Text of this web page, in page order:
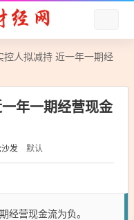
控人拟减持 近一年一期经
年一期经营现金
发 默认
经营现金流为负。